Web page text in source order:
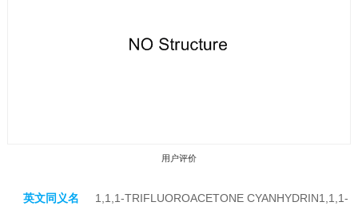
用户评价
英文同义名
1,1,1-TRIFLUOROACETONE CYANHYDRIN1,1,1-